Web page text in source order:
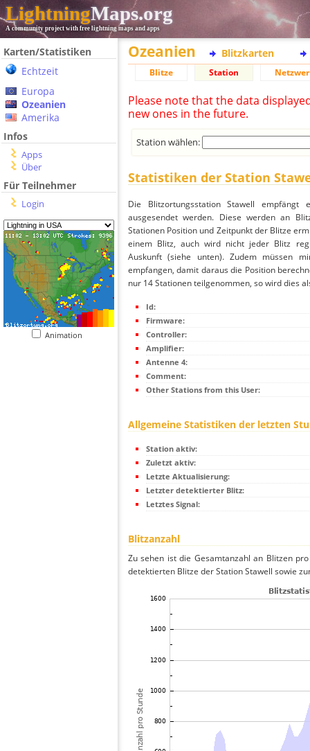
LightningMaps.org
A community project with free lightning maps and apps
Karten/Statistiken
Echtzeit
Europa
Ozeanien
Amerika
Infos
Apps
Über
Für Teilnehmer
Login
Animation
Ozeanien Blitzkarten
Blitze Station
Please note that the data
new ones in the future.
Station wählen:
Statistiken der Station
Die Blitzortungsstation Stawell empfängt
ausgesendet werden. Diese werden an
Stationen Position und Zeitpunkt der Blitze
einem Blitz, auch wird nicht jeder Blitz
Auskunft (siehe unten). Zudem müssen
empfangen, damit daraus die Position
nur 14 Stationen teilgenommen, so wird dies
Id:
Firmware:
Controller:
Amplifier:
Antenne 4:
Comment:
Other Stations from this User:
Allgemeine Statistiken der letzten
Station aktiv:
Zuletzt aktiv:
Letzte Aktualisierung:
Letzter detektierter Blitz:
Letztes Signal:
Blitzanzahl
Zu sehen ist die Gesamtanzahl an Blitzen
detektierten Blitze der Station Stawell sowie